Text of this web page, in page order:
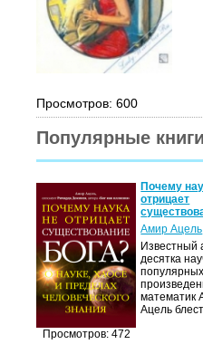
Просмотров: 600
Популярные
Просмотров: 472
Почему
отрицает
Амир Ацель
Известный
десятка
популярных
математик
Ацель